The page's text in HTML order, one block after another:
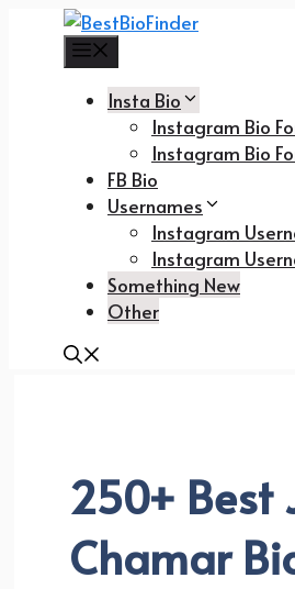
content
Insta Bio
Instagram Bio
Instagram Bio
FB Bio
Usernames
Instagram
Instagram
Something New
Other
250+ Best
Chamar